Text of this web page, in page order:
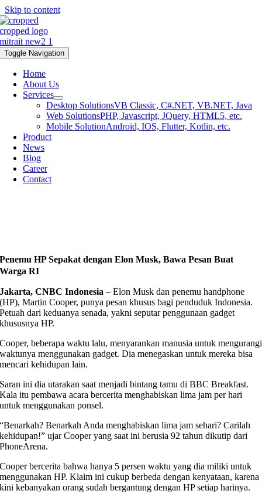
Skip to content
Toggle Navigation
Home
About Us
Services
Desktop SolutionsVB Classic, C#.NET, VB.NET, Java
Web SolutionsPHP, Javascript, JQuery, HTML5, etc.
Mobile SolutionAndroid, IOS, Flutter, Kotlin, etc.
Product
News
Blog
Career
Contact
Penemu HP Sepakat dengan Elon Musk, Bawa Pesan Buat
Warga RI
Jakarta, CNBC Indonesia – Elon Musk dan penemu handphone
(HP), Martin Cooper, punya pesan khusus bagi penduduk Indonesia.
Petuah dari keduanya senada, yakni seputar penggunaan gadget
khususnya HP.
Cooper, beberapa waktu lalu, menyarankan manusia untuk mengurangi
waktunya menggunakan gadget. Dia menegaskan untuk mereka bisa
mencari kehidupan lain.
Saran ini dia utarakan saat menjadi bintang tamu di BBC Breakfast.
Kala itu pembawa acara bercerita menghabiskan lima jam per hari
untuk menggunakan ponsel.
“Benarkah? Benarkah Anda menghabiskan lima jam sehari? Carilah
kehidupan!” ujar Cooper yang saat ini berusia 92 tahun dikutip dari
PhoneArena.
Cooper bercerita bahwa hanya 5 persen waktu yang dia miliki untuk
menggunakan HP. Klaim ini cukup berbeda dengan kenyataan, karena
kini kebanyakan orang sudah bergantung dengan HP setiap harinya.